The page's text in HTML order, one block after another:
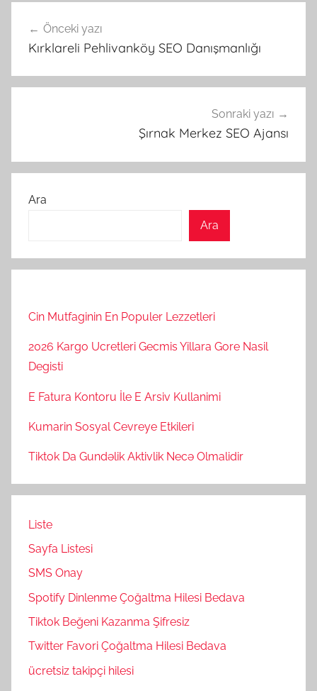
gezinmesi
Önceki yazı
Kırklareli Pehlivanköy SEO Danışmanlığı
Sonraki yazı
Şırnak Merkez SEO Ajansı
Ara
Ara
Cin Mutfaginin En Populer Lezzetleri
2026 Kargo Ucretleri Gecmis Yillara Gore Nasil
Degisti
E Fatura Kontoru İle E Arsiv Kullanimi
Kumarin Sosyal Cevreye Etkileri
Tiktok Da Gundəlik Aktivlik Necə Olmalidir
Liste
Sayfa Listesi
SMS Onay
Spotify Dinlenme Çoğaltma Hilesi Bedava
Tiktok Beğeni Kazanma Şifresiz
Twitter Favori Çoğaltma Hilesi Bedava
ücretsiz takipçi hilesi